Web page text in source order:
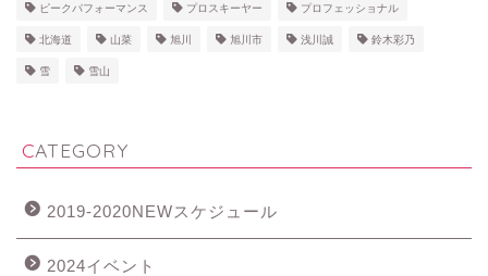
ピークパフォーマンス プロスキーヤー プロフェッショナル
北海道 山菜 旭川 旭川市 浅川誠 鈴木彩乃
雪 雪山
CATEGORY
2019-2020NEWスケジュール
2024イベント